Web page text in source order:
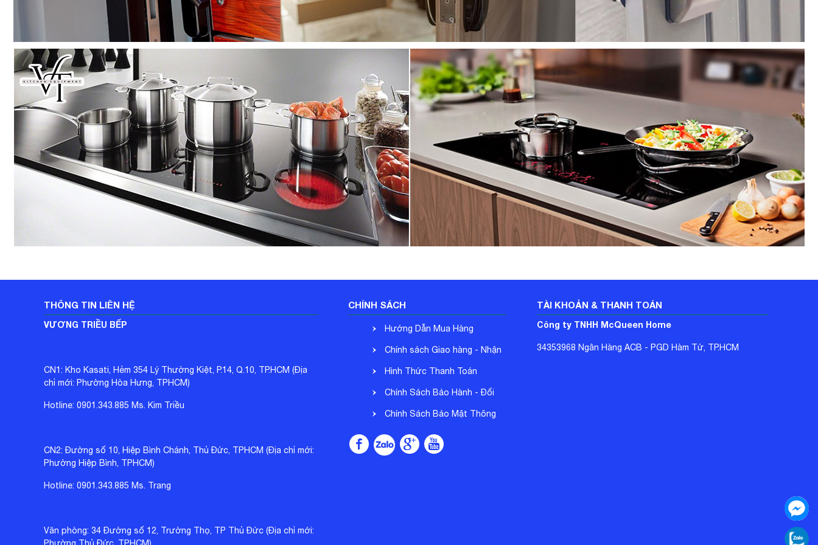
THÔNG TIN LIÊN HỆ
VƯƠNG TRIỀU BẾP
CN1: Kho Kasati, Hẻm 354 Lý Thường Kiệt, P.14, Q.10, TP.HCM (Địa
chỉ mới: Phường Hòa Hưng, TPHCM)
Hotline: 0901.343.885 Ms. Kim Triều
CN2: Đường số 10, Hiệp Bình Chánh, Thủ Đức, TPHCM (Địa chỉ mới:
Phường Hiệp Bình, TPHCM)
Hotline: 0901.343.885 Ms. Trang
Văn phòng: 34 Đường số 12, Trường Thọ, TP Thủ Đức (Địa chỉ mới:
CHÍNH SÁCH
Hướng Dẫn Mua Hàng
Chính sách Giao hàng - Nhận
hàng
Hình Thức Thanh Toán
Chính Sách Bảo Hành - Đổi
Trả
Chính Sách Bảo Mật Thông
Tin
TÀI KHOẢN & THANH TOÁN
Công ty TNHH McQueen Home
34353968 Ngân Hàng ACB - PGD Hàm Tử, TP.HCM